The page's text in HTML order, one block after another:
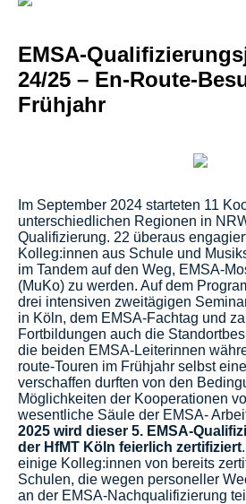
EMSA-
24/25 – En-Route-
Frühjahr
Im September 2024 starteten 11
unterschiedlichen Regionen in
Qualifizierung. 22 überaus
Kolleg:innen aus Schule und
im Tandem auf den Weg, EMSA-
(MuKo) zu werden. Auf dem
drei intensiven zweitägigen
in Köln, dem EMSA-Fachtag und
Fortbildungen auch die
die beiden EMSA-Leiterinnen
route-Touren im Frühjahr selbst
verschaffen durften von den
Möglichkeiten der Kooperationen
wesentliche Säule der EMSA-
2025 wird dieser 5. EMSA-
der HfMT Köln feierlich zertifiziert
einige Kolleg:innen von bereits
Schulen, die wegen personeller
an der EMSA-Nachqualifizierung